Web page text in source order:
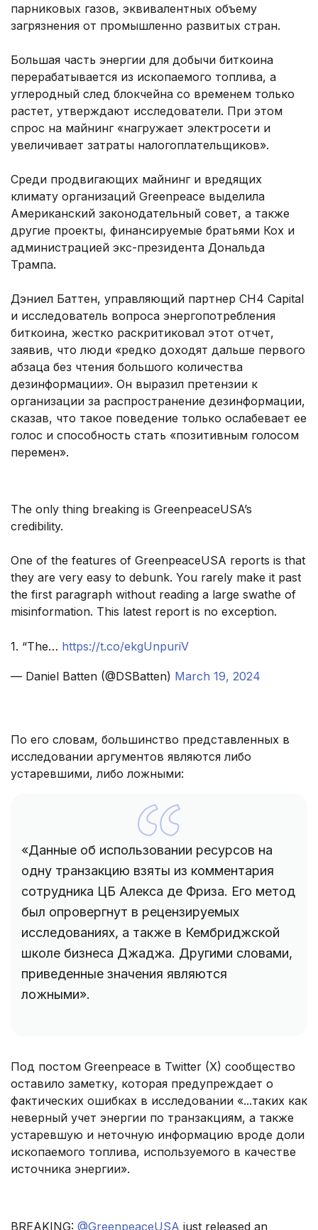
парниковых газов, эквивалентных объему
загрязнения от промышленно развитых стран.
Большая часть энергии для добычи биткоина
перерабатывается из ископаемого топлива, а
углеродный след блокчейна со временем только
растет, утверждают исследователи. При этом
спрос на майнинг «нагружает электросети и
увеличивает затраты налогоплательщиков».
Среди продвигающих майнинг и вредящих
климату организаций Greenpeace выделила
Американский законодательный совет, а также
другие проекты, финансируемые братьями Кох и
администрацией экс-президента Дональда
Трампа.
Дэниел Баттен, управляющий партнер CH4 Capital
и исследователь вопроса энергопотребления
биткоина, жестко раскритиковал этот отчет,
заявив, что люди «редко доходят дальше первого
абзаца без чтения большого количества
дезинформации». Он выразил претензии к
организации за распространение дезинформации,
сказав, что такое поведение только ослабевает ее
голос и способность стать «позитивным голосом
перемен».
The only thing breaking is GreenpeaceUSA’s
credibility.
One of the features of GreenpeaceUSA reports is that
they are very easy to debunk. You rarely make it past
the first paragraph without reading a large swathe of
misinformation. This latest report is no exception.
1. “The… https://t.co/ekgUnpuriV
— Daniel Batten (@DSBatten) March 19, 2024
По его словам, большинство представленных в
исследовании аргументов являются либо
устаревшими, либо ложными:
«Данные об использовании ресурсов на
одну транзакцию взяты из комментария
сотрудника ЦБ Алекса де Фриза. Его метод
был опровергнут в рецензируемых
исследованиях, а также в Кембриджской
школе бизнеса Джаджа. Другими словами,
приведенные значения являются
ложными».
Под постом Greenpeace в Twitter (X) сообщество
оставило заметку, которая предупреждает о
фактических ошибках в исследовании «...таких как
неверный учет энергии по транзакциям, а также
устаревшую и неточную информацию вроде доли
ископаемого топлива, используемого в качестве
источника энергии».
BREAKING: @GreenpeaceUSA just released an